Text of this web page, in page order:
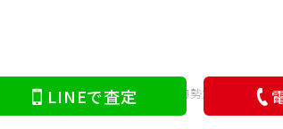
LINEで査定
古物営業法に基づく表示 反社会的勢力の排除に関